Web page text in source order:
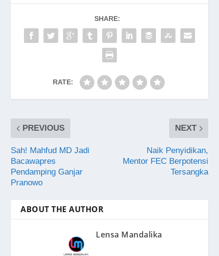
SHARE:
RATE:
PREVIOUS
Sah! Mahfud MD Jadi
Bacawapres
Pendamping Ganjar
Pranowo
NEXT
Naik Penyidikan,
Mentor FEC Berpotensi
Tersangka
ABOUT THE AUTHOR
Lensa Mandalika